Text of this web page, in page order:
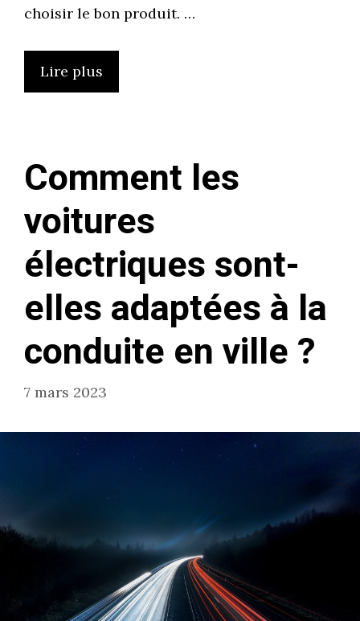
choisir le bon produit. …
Lire plus
Comment les
voitures
électriques sont-
elles adaptées à la
conduite en ville ?
7 mars 2023